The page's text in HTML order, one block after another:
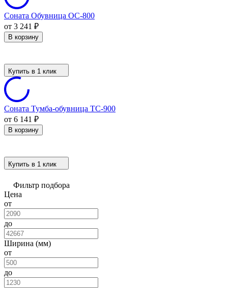
Соната Обувница ОС-800
от 3 241 ₽
В корзину
Купить в 1 клик
Соната Тумба-обувница ТС-900
от 6 141 ₽
В корзину
Купить в 1 клик
Фильтр подбора
Цена
от
до
Ширина (мм)
от
до